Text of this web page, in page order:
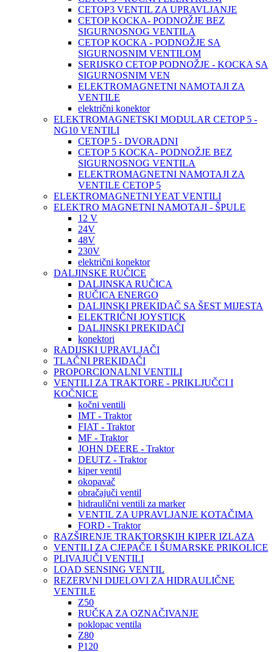
CETOP3 VENTIL ZA UPRAVLJANJE
CETOP KOCKA- PODNOŽJE BEZ
SIGURNOSNOG VENTILA
CETOP KOCKA - PODNOŽJE SA
SIGURNOSNIM VENTILOM
SERIJSKO CETOP PODNOŽJE - KOCKA SA
SIGURNOSNIM VEN
ELEKTROMAGNETNI NAMOTAJI ZA
VENTILE
električni konektor
ELEKTROMAGNETSKI MODULAR CETOP 5 -
NG10 VENTILI
CETOP 5 - DVORADNI
CETOP 5 KOCKA- PODNOŽJE BEZ
SIGURNOSNOG VENTILA
ELEKTROMAGNETNI NAMOTAJI ZA
VENTILE CETOP 5
ELEKTROMAGNETNI YEAT VENTILI
ELEKTRO MAGNETNI NAMOTAJI - ŠPULE
12 V
24V
48V
230V
električni konektor
DALJINSKE RUČICE
DALJINSKA RUČICA
RUČICA ENERGO
DALJINSKI PREKIDAČ SA ŠEST MIJESTA
ELEKTRIČNI JOYSTICK
DALJINSKI PREKIDAČI
konektori
RADIJSKI UPRAVLJAČI
TLAČNI PREKIDAČI
PROPORCIONALNI VENTILI
VENTILI ZA TRAKTORE - PRIKLJUČCI I
KOČNICE
kočni ventili
IMT - Traktor
FIAT - Traktor
MF - Traktor
JOHN DEERE - Traktor
DEUTZ - Traktor
kiper ventil
okopavač
obračajuči ventil
hidraulični ventili za marker
VENTIL ZA UPRAVLJANJE KOTAČIMA
FORD - Traktor
RAZŠIRENJE TRAKTORSKIH KIPER IZLAZA
VENTILI ZA CJEPAČE I ŠUMARSKE PRIKOLICE
PLIVAJUČI VENTILI
LOAD SENSING VENTIL
REZERVNI DIJELOVI ZA HIDRAULIČNE
VENTILE
Z50
RUČKA ZA OZNAČIVANJE
poklopac ventila
Z80
P120